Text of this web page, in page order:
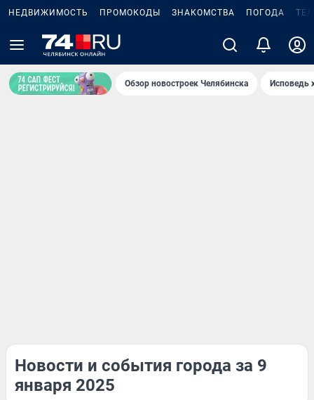
НЕДВИЖИМОСТЬ ПРОМОКОДЫ ЗНАКОМСТВА ПОГОДА
Обзор новостроек Челябинска Исповедь
Новости и события города за 9
января 2025